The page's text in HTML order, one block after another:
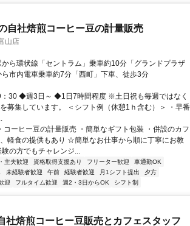
自社焙煎コーヒー豆の計量販売
山店
ら環状線「セントラム」乗車約10分「グランドプラザ
市内電車乗車約7分「西町」下車、徒歩3分
30 ◆週3日～ ◆1日7時間程度 ※土日祝も毎週ではなく
募集しています。 ＜シフト例（休憩1ｈ含む）＞ ・早番
コーヒー豆の計量販売 ・簡単なギフト包装 ・併設のカフ
軽食の提供もあり ☆簡単なお仕事から順に丁寧にお教
の方でもチャレンジ...
主夫歓迎 資格取得支援あり フリーター歓迎
車通勤OK
未経験者歓迎 午前 経験者歓迎 月1シフト提出
夕方
迎 フルタイム歓迎 週2・3日からOK シフト制
社焙煎コーヒー豆販売とカフェスタッフ